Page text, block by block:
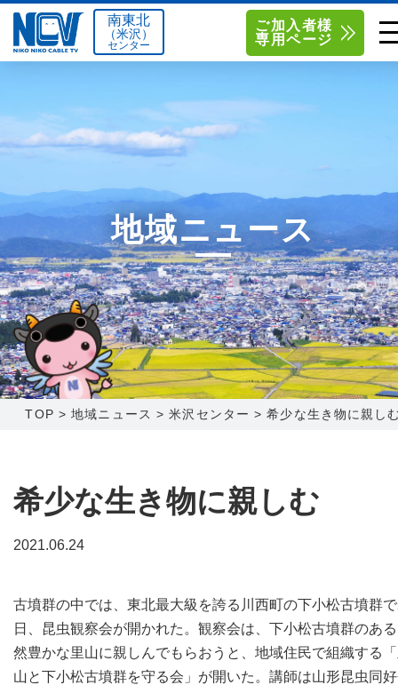
南東北センター（福島）
函館センター 0138-34-2525
新潟センター 025-210-1200
単品料金
お得なセットプラン
料金シミュレーション
サポート
Q&A
センター情報
採用情報
お問い合わせ
お申し込み
〒992-0044
山形県米沢市春日四丁目2-75
0238-24-2525
営業時間 9:00～18:00
南東北センター(福島)
〒960-8252
福島県福島市御山字一本松17-1-
1
0120-173-577
営業時間 9:15～18:00
〒041-0801
北海道函館市桔梗町379-31
0138-34-2525
営業時間 9:00～18:00
〒950-1189
新潟県新潟市西区山田2310-39
025-210-1200
営業時間 9:00～18:00
南東北
（米沢）
センター
ご加入者様
専用ページ
地域ニュース
TOP >地域ニュース >米沢センター >希少な生き物に親し
希少な生き物に親しむ
2021.06.24
古墳群の中では、東北最大級を誇る川西町の下小松古墳群
日、昆虫観察会が開かれた。観察会は、下小松古墳群のあ
然豊かな里山に親しんでもらおうと、地域住民で組織する
山と下小松古墳群を守る会」が開いた。講師は山形昆虫同